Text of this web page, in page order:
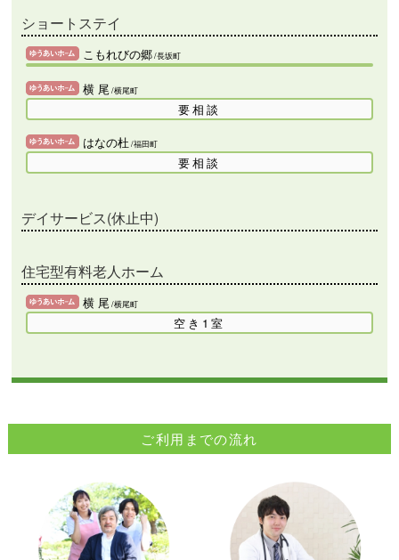
ショートステイ
こもれびの郷 /長坂町
横 尾 /横尾町
要相談
はなの杜 /福田町
要相談
デイサービス(休止中)
住宅型有料老人ホーム
横 尾 /横尾町
空き1室
ご利用までの流れ